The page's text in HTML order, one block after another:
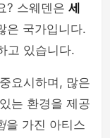
? 스웨덴은 세
은 국가입니다.
고 있습니다.
요시하며, 많은
는 환경을 제공
을 가진 아티스